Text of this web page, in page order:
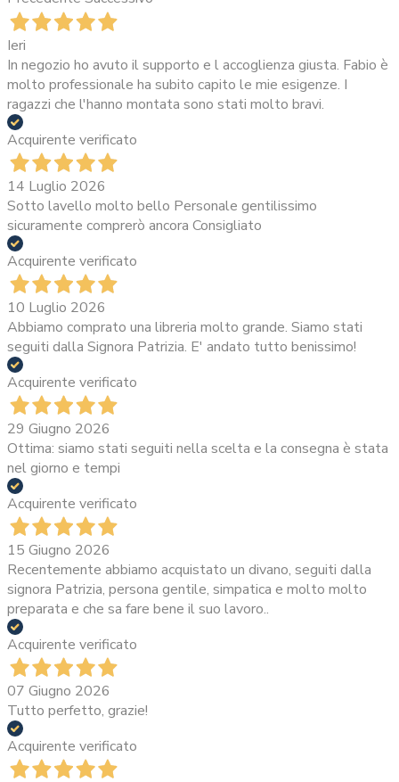
Ieri
In negozio ho avuto il supporto e l accoglienza giusta. Fabio è
molto professionale ha subito capito le mie esigenze. I
ragazzi che l'hanno montata sono stati molto bravi.
Acquirente verificato
14 Luglio 2026
Sotto lavello molto bello Personale gentilissimo
sicuramente comprerò ancora Consigliato
Acquirente verificato
10 Luglio 2026
Abbiamo comprato una libreria molto grande. Siamo stati
seguiti dalla Signora Patrizia. E' andato tutto benissimo!
Acquirente verificato
29 Giugno 2026
Ottima: siamo stati seguiti nella scelta e la consegna è stata
nel giorno e tempi
Acquirente verificato
15 Giugno 2026
Recentemente abbiamo acquistato un divano, seguiti dalla
signora Patrizia, persona gentile, simpatica e molto molto
preparata e che sa fare bene il suo lavoro..
Acquirente verificato
07 Giugno 2026
Tutto perfetto, grazie!
Acquirente verificato